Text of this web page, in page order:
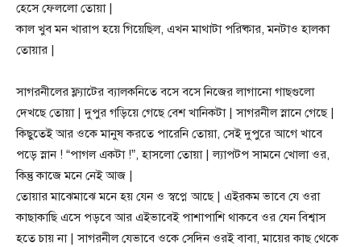
হেসে ফেললো তোয়া |
কাল খুব মন খারাপ হয়ে গিয়েছিল, এখন মাথাটা পরিষ্কার, মনটাও হালকা
তোয়ার |
সাগরনীলের ফ্ল্যাটের ব্যালকনিতে বসে বসে নিজের লাগানো গাছগুলো
দেখছে তোয়া | দুপুর গড়িয়ে গেছে বেশ খানিকটা | সাগরনীল স্নানে গেছে |
কিছুতেই আর ওকে মানুষ করতে পারেনি তোয়া, সেই দুপুরে আগে খাবে
পড়ে স্নান ! “পাগল একটা !”, হাসলো তোয়া | ল্যাপটপ সামনে খোলা ওর,
কিন্তু কাজে মনে নেই আজ |
তোয়ার মাঝেমাঝে মনে হয় যেন ও স্বপ্নে আছে | এইরকম ভাবে যে ওরা
কাছাকাছি এসে পড়বে আর এইভাবেই পাশাপাশি থাকবে ওর যেন বিশ্বাস
হতে চায় না | সাগরনীল যেভাবে ওকে সেদিন ওরই বাবা, মায়ের কাছ থেকে